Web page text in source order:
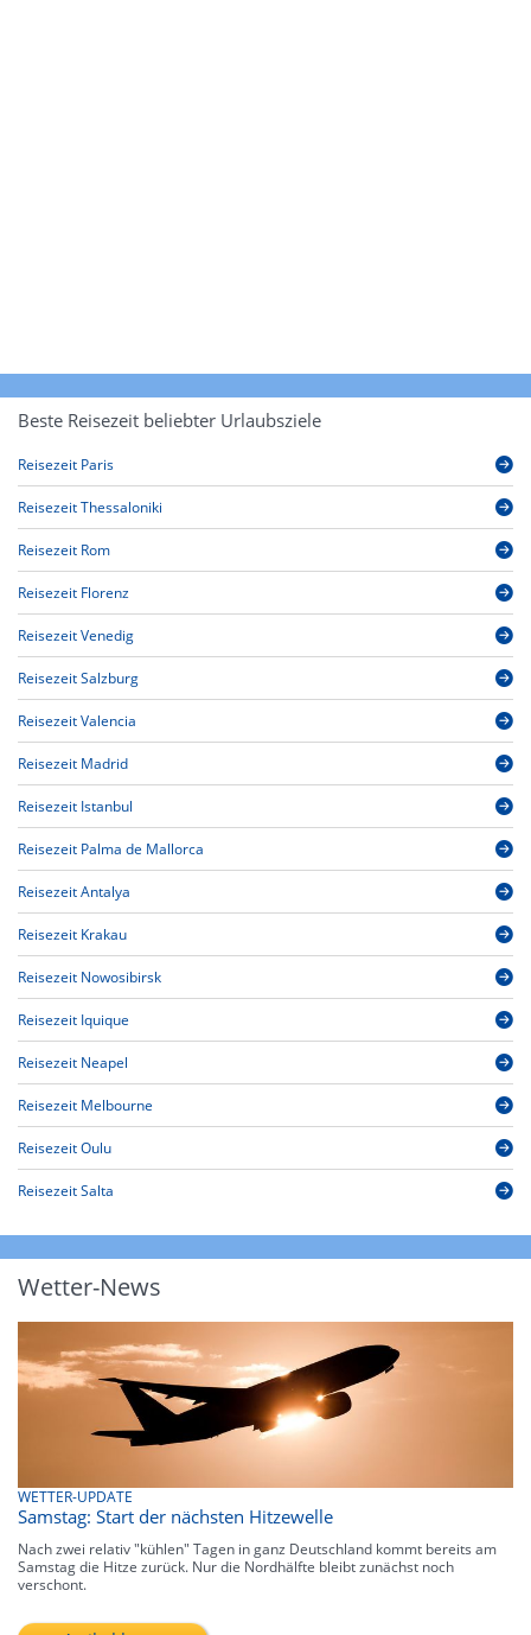
Beste Reisezeit beliebter Urlaubsziele
Reisezeit Paris
Reisezeit Thessaloniki
Reisezeit Rom
Reisezeit Florenz
Reisezeit Venedig
Reisezeit Salzburg
Reisezeit Valencia
Reisezeit Madrid
Reisezeit Istanbul
Reisezeit Palma de Mallorca
Reisezeit Antalya
Reisezeit Krakau
Reisezeit Nowosibirsk
Reisezeit Iquique
Reisezeit Neapel
Reisezeit Melbourne
Reisezeit Oulu
Reisezeit Salta
Wetter-News
WETTER-UPDATE
Samstag: Start der nächsten Hitzewelle
Nach zwei relativ "kühlen" Tagen in ganz Deutschland kommt bereits am
Samstag die Hitze zurück. Nur die Nordhälfte bleibt zunächst noch
verschont.